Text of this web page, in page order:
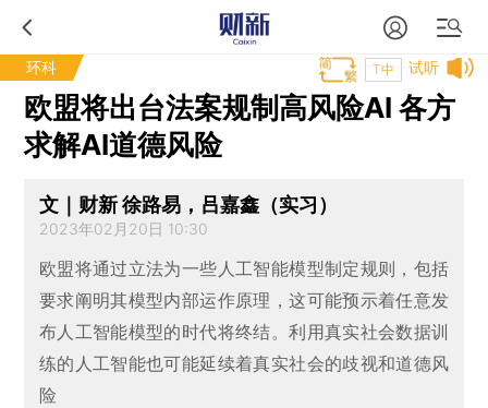
环科 试听
T中
欧盟将出台法案规制高风险AI 各方
求解AI道德风险
文｜财新 徐路易，吕嘉鑫（实习）
2023年02月20日 10:30
欧盟将通过立法为一些人工智能模型制定规则，包括
要求阐明其模型内部运作原理，这可能预示着任意发
布人工智能模型的时代将终结。利用真实社会数据训
练的人工智能也可能延续着真实社会的歧视和道德风
险